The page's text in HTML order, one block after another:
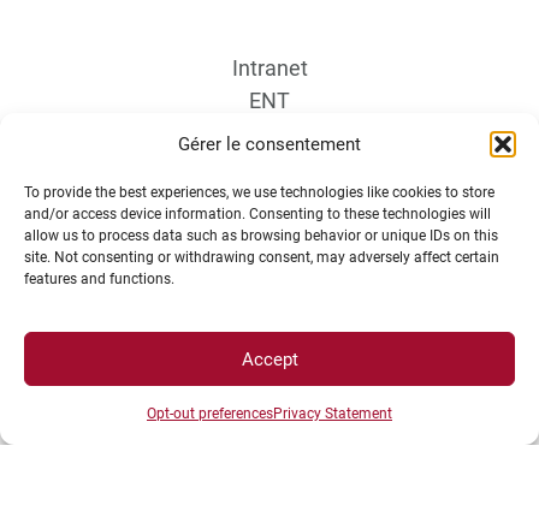
Gérer le consentement
To provide the best experiences, we use technologies like cookies to store
and/or access device information. Consenting to these technologies will
allow us to process data such as browsing behavior or unique IDs on this
site. Not consenting or withdrawing consent, may adversely affect certain
features and functions.
Accept
Opt-out preferencesPrivacy Statement
Intranet
ENT
Annuaire UBE
Bibliothèques
Plan d’accès
Plan des campus
Actualités
Boutique
Contact étudiant